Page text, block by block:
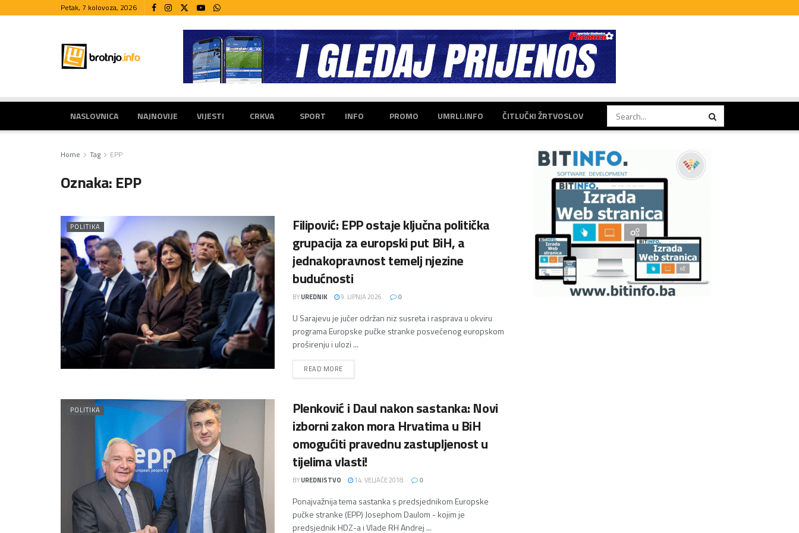
Petak, 7 kolovoza, 2026
NASLOVNICA NAJNOVIJE VIJESTI CRKVA SPORT INFO PROMO UMRLI.INFO ČITLUČKI ŽRTVOSLOV
Home Tag EPP
Oznaka: EPP
POLITIKA
Filipović: EPP ostaje ključna politička
grupacija za europski put BiH, a
jednakopravnost temelj njezine
budućnosti
BYUREDNIK 9. LIPNJA 2026. 0
U Sarajevu je jučer održan niz susreta i rasprava u okviru
programa Europske pučke stranke posvećenog europskom
proširenju i ulozi ...
READ MOREDETAILS
POLITIKA
Plenković i Daul nakon sastanka: Novi
izborni zakon mora Hrvatima u BiH
omogućiti pravednu zastupljenost u
tijelima vlasti!
BYUREDNISTVO 14. VELJAČE 2018. 0
Ponajvažnija tema sastanka s predsjednikom Europske
pučke stranke (EPP) Josephom Daulom - kojim je
predsjednik HDZ-a i Vlade RH Andrej ...